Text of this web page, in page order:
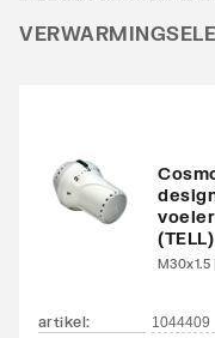
20°C - 75/65
N-exponent
Max. werkdruk(TELL)
M30x1.5
artikel: 1044409